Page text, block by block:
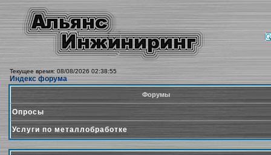
Текущее время: 08/08/2026 02:38:55
Индекс форума
Форумы
Опросы
Услуги по металлобработке